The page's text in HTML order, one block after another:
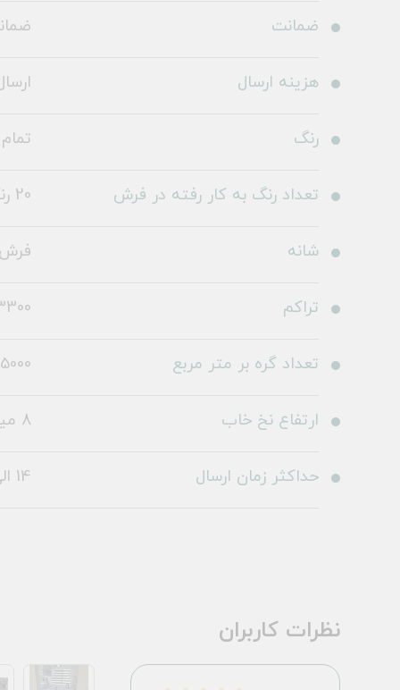
ضمانت ضمانت
هزینه ارسال
رنگ
تعداد رنگ به کار رفته در فرش 20 رنگ
شانه فرش 700
تراکم
تعداد گره بر متر مربع
ارتفاع نخ خاب 8 میلی متر
حداکثر زمان ارسال 14 الی 19 روز کاری
نظرات کاربران